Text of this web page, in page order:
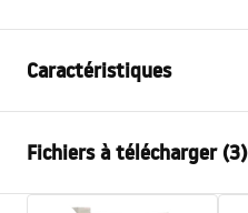
Caractéristiques
Méthode de montage
Couleur
Fichiers à télécharger (3)